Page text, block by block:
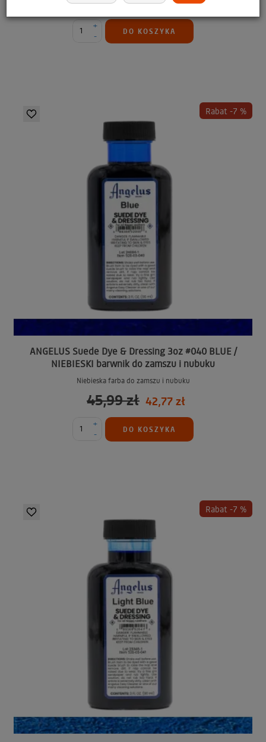
42,77 zł
-
+
DO KOSZYKA
Rabat -7 %
ANGELUS Suede Dye & Dressing 3oz #040 BLUE /
NIEBIESKI barwnik do zamszu i nubuku
Niebieska farba do zamszu i nubuku
45,99 zł 42,77 zł
-
+
DO KOSZYKA
Rabat -7 %